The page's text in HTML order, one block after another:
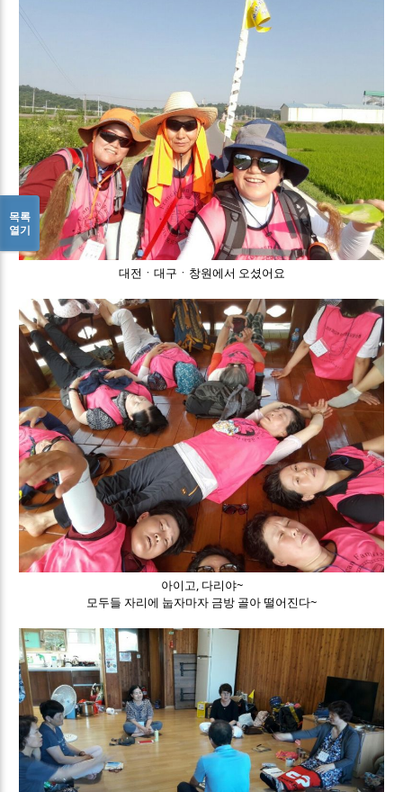
대전ㆍ대구ㆍ창원에서 오셨어요
아이고, 다리야~
모두들 자리에 눕자마자 금방 골아 떨어진다~
목록
열기